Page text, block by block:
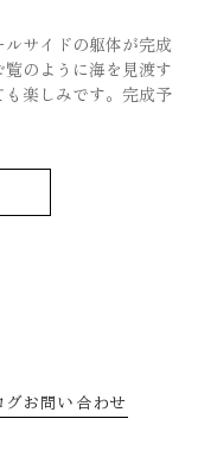
サイドの躯体が完成
のように海を見渡す
楽しみです。完成予
グお問い合わせ